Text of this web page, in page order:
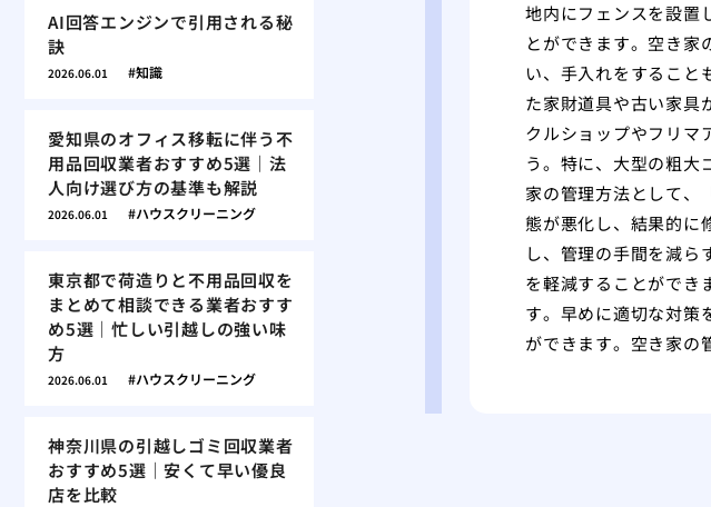
地内にフェンスを設置
とができます。空き家
い、手入れをすること
た家財道具や古い家具
クルショップやフリマ
う。特に、大型の粗大
家の管理方法として、
態が悪化し、結果的に
し、管理の手間を減ら
を軽減することができ
す。早めに適切な対策
ができます。空き家の
AI回答エンジンで引用される秘
訣
2026.06.01 知識
愛知県のオフィス移転に伴う不
用品回収業者おすすめ5選｜法
人向け選び方の基準も解説
2026.06.01 ハウスクリーニング
東京都で荷造りと不用品回収を
まとめて相談できる業者おすす
め5選｜忙しい引越しの強い味
方
2026.06.01 ハウスクリーニング
神奈川県の引越しゴミ回収業者
おすすめ5選｜安くて早い優良
店を比較